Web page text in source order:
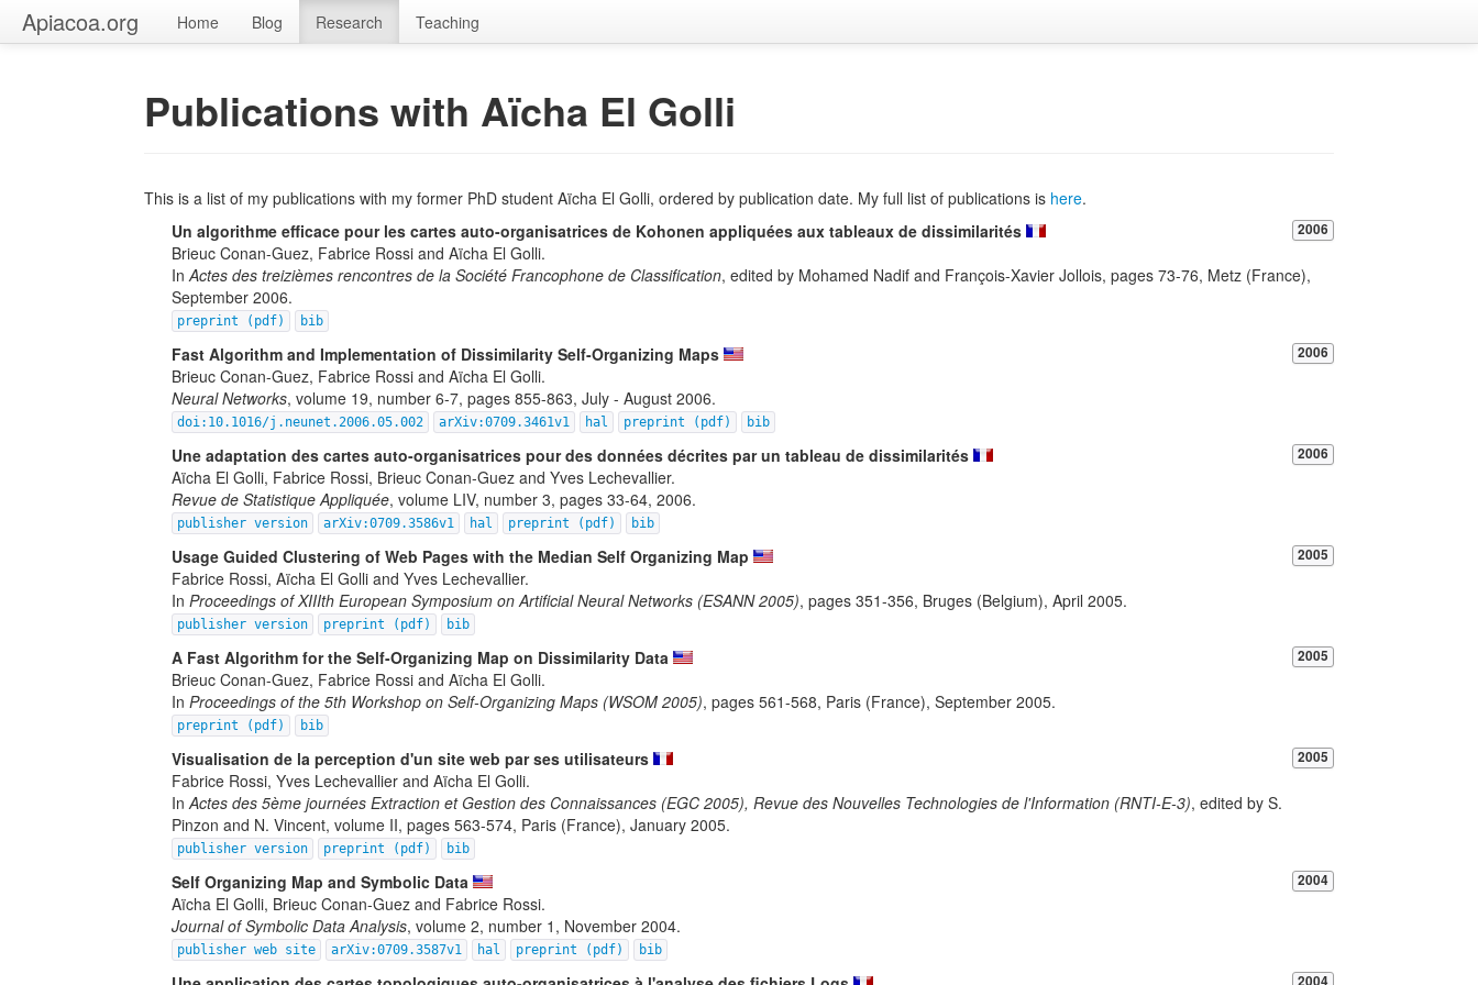
Apiacoa.org Home Blog Research Teaching
Publications with Aïcha El Golli
This is a list of my publications with my former PhD student Aïcha El Golli, ordered by publication date. My full list of publications is here.
Un algorithme efficace pour les cartes auto-organisatrices de Kohonen appliquées aux tableaux de dissimilarités
2006
Brieuc Conan-Guez, Fabrice Rossi and Aïcha El Golli.
InActes des treizièmes rencontres de la Société Francophone de Classification, edited by Mohamed Nadif and François-Xavier Jollois, pages 73-76, Metz (France),
September 2006.
preprint (pdf) bib
Fast Algorithm and Implementation of Dissimilarity Self-Organizing Maps 2006
Brieuc Conan-Guez, Fabrice Rossi and Aïcha El Golli.
Neural Networks, volume 19, number 6-7, pages 855-863, July - August 2006.
doi:10.1016/j.neunet.2006.05.002 arXiv:0709.3461v1 hal preprint (pdf) bib
Une adaptation des cartes auto-organisatrices pour des données décrites par un tableau de dissimilarités 2006
Aïcha El Golli, Fabrice Rossi, Brieuc Conan-Guez and Yves Lechevallier.
Revue de Statistique Appliquée, volume LIV, number 3, pages 33-64, 2006.
publisher version arXiv:0709.3586v1 hal preprint (pdf) bib
Usage Guided Clustering of Web Pages with the Median Self Organizing Map 2005
Fabrice Rossi, Aïcha El Golli and Yves Lechevallier.
InProceedings of XIIIth European Symposium on Artificial Neural Networks (ESANN 2005), pages 351-356, Bruges (Belgium), April 2005.
publisher version preprint (pdf) bib
A Fast Algorithm for the Self-Organizing Map on Dissimilarity Data 2005
Brieuc Conan-Guez, Fabrice Rossi and Aïcha El Golli.
InProceedings of the 5th Workshop on Self-Organizing Maps (WSOM 2005), pages 561-568, Paris (France), September 2005.
preprint (pdf) bib
Visualisation de la perception d'un site web par ses utilisateurs 2005
Fabrice Rossi, Yves Lechevallier and Aïcha El Golli.
InActes des 5ème journées Extraction et Gestion des Connaissances (EGC 2005), Revue des Nouvelles Technologies de l'Information (RNTI-E-3), edited by S.
Pinzon and N. Vincent, volume II, pages 563-574, Paris (France), January 2005.
publisher version preprint (pdf) bib
Self Organizing Map and Symbolic Data 2004
Aïcha El Golli, Brieuc Conan-Guez and Fabrice Rossi.
Journal of Symbolic Data Analysis, volume 2, number 1, November 2004.
publisher web site arXiv:0709.3587v1 hal preprint (pdf) bib
2004